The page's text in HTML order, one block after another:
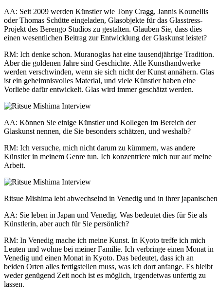
AA: Seit 2009 werden Künstler wie Tony Cragg, Jannis Kounellis
oder Thomas Schütte eingeladen, Glasobjekte für das Glasstress-
Projekt des Berengo Studios zu gestalten. Glauben Sie, dass dies
einen wesentlichen Beitrag zur Entwicklung der Glaskunst leistet?
RM: Ich denke schon. Muranoglas hat eine tausendjährige Tradition.
Aber die goldenen Jahre sind Geschichte. Alle Kunsthandwerke
werden verschwinden, wenn sie sich nicht der Kunst annähern. Glas
ist ein geheimnisvolles Material, und viele Künstler haben eine
Vorliebe dafür entwickelt. Glas wird immer geschätzt werden.
AA: Können Sie einige Künstler und Kollegen im Bereich der
Glaskunst nennen, die Sie besonders schätzen, und weshalb?
RM: Ich versuche, mich nicht darum zu kümmern, was andere
Künstler in meinem Genre tun. Ich konzentriere mich nur auf meine
Arbeit.
Ritsue Mishima lebt abwechselnd in Venedig und in ihrer
AA: Sie leben in Japan und Venedig. Was bedeutet dies für Sie als
Künstlerin, aber auch für Sie persönlich?
RM: In Venedig mache ich meine Kunst. In Kyoto treffe ich mich
Leuten und wohne bei meiner Familie. Ich verbringe einen Monat in
Venedig und einen Monat in Kyoto. Das bedeutet, dass ich an
beiden Orten alles fertigstellen muss, was ich dort anfange. Es bleibt
weder genügend Zeit noch ist es möglich, irgendetwas unfertig zu
lassen.